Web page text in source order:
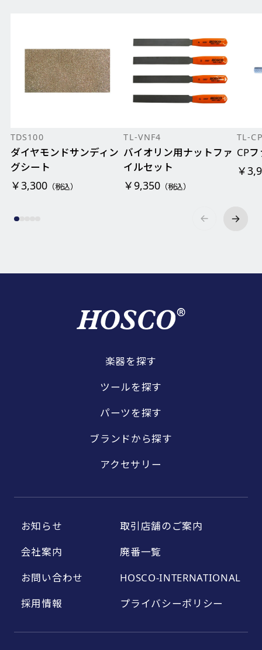
TDS100
ダイヤモンドサンディン
グシート
￥3,300（税込）
TL-VNF4
バイオリン用ナットファ
イルセット
￥9,350 （税込）
TL-
CP
￥
楽器を探す
ツールを探す
パーツを探す
ブランドから探す
アクセサリー
お知らせ
会社案内
お問い合わせ
採用情報
取引店舗のご案内
廃番一覧
HOSCO-INTERNATIONAL
プライバシーポリシー